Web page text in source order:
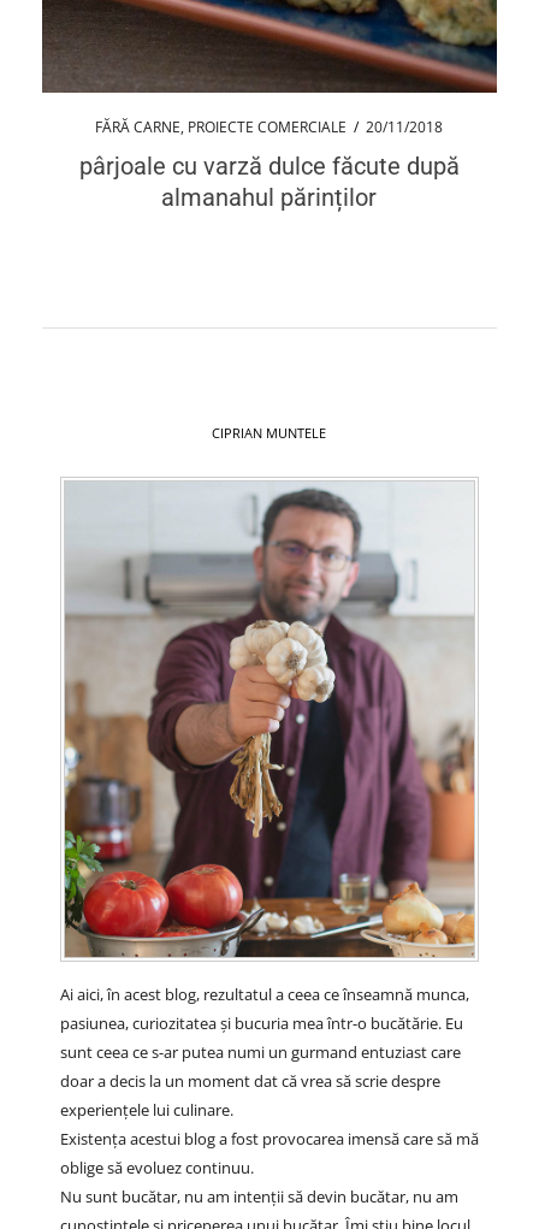
FĂRĂ CARNE, PROIECTE COMERCIALE / 20/11/2018
pârjoale cu varză dulce făcute după
almanahul părinților
CIPRIAN MUNTELE
Ai aici, în acest blog, rezultatul a ceea ce înseamnă munca,
pasiunea, curiozitatea și bucuria mea într-o bucătărie. Eu
sunt ceea ce s-ar putea numi un gurmand entuziast care
doar a decis la un moment dat că vrea să scrie despre
experiențele lui culinare.
Existența acestui blog a fost provocarea imensă care să mă
oblige să evoluez continuu.
Nu sunt bucătar, nu am intenții să devin bucătar, nu am